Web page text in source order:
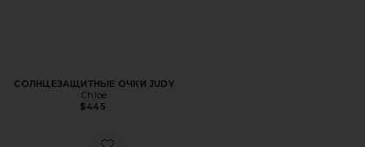
СОЛНЦЕЗАЩИТНЫЕ ОЧКИ JUDY
Chloe
$445